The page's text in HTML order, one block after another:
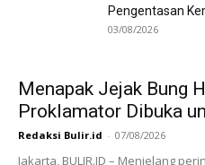
Pengentasan
03/08/2026
Menapak Jejak Bung
Proklamator Dibuka
Redaksi Bulir.id - 07/08/2026
Jakarta, BULIR.ID – Menjelang